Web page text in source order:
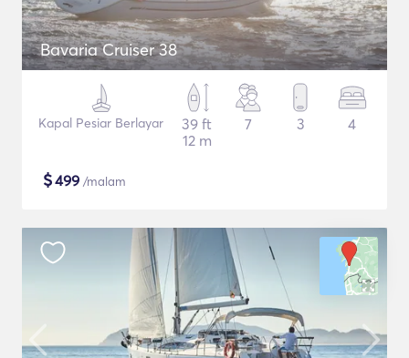
Bavaria Cruiser 38
Kapal Pesiar Berlayar
39 ft
12 m
7 3 4
$499 /malam